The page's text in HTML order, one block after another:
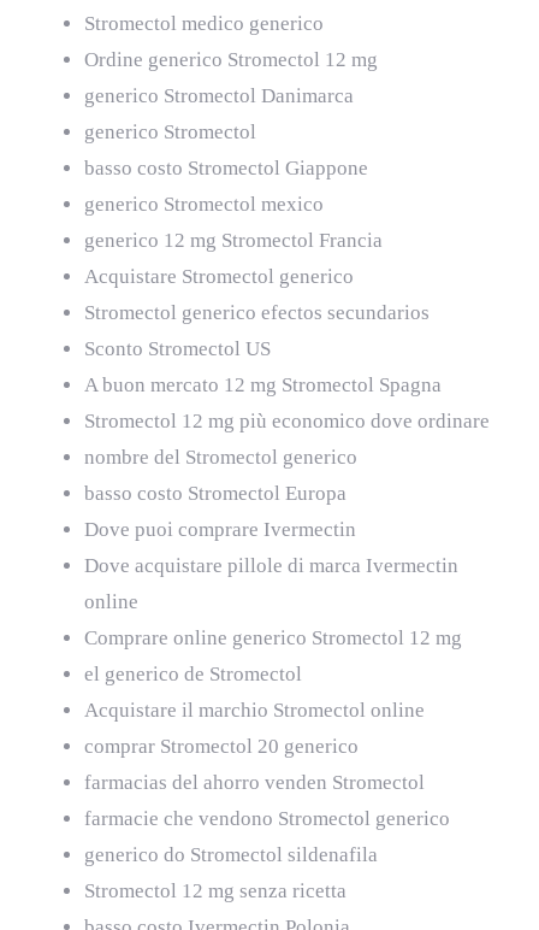
Stromectol medico generico
Ordine generico Stromectol 12 mg
generico Stromectol Danimarca
generico Stromectol
basso costo Stromectol Giappone
generico Stromectol mexico
generico 12 mg Stromectol Francia
Acquistare Stromectol generico
Stromectol generico efectos secundarios
Sconto Stromectol US
A buon mercato 12 mg Stromectol Spagna
Stromectol 12 mg più economico dove ordinare
nombre del Stromectol generico
basso costo Stromectol Europa
Dove puoi comprare Ivermectin
Dove acquistare pillole di marca Ivermectin
online
Comprare online generico Stromectol 12 mg
el generico de Stromectol
Acquistare il marchio Stromectol online
comprar Stromectol 20 generico
farmacias del ahorro venden Stromectol
farmacie che vendono Stromectol generico
generico do Stromectol sildenafila
Stromectol 12 mg senza ricetta